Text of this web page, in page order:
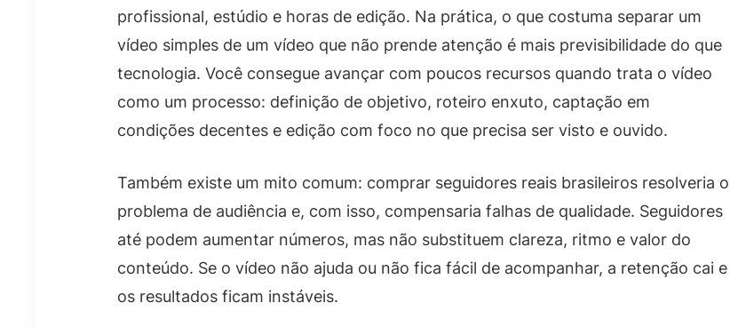
profissional, estúdio e horas de edição. Na prática, o que costuma separar um
vídeo simples de um vídeo que não prende atenção é mais previsibilidade do que
tecnologia. Você consegue avançar com poucos recursos quando trata o vídeo
como um processo: definição de objetivo, roteiro enxuto, captação em
condições decentes e edição com foco no que precisa ser visto e ouvido.
Também existe um mito comum: comprar seguidores reais brasileiros resolveria o
problema de audiência e, com isso, compensaria falhas de qualidade. Seguidores
até podem aumentar números, mas não substituem clareza, ritmo e valor do
conteúdo. Se o vídeo não ajuda ou não fica fácil de acompanhar, a retenção cai e
os resultados ficam instáveis.